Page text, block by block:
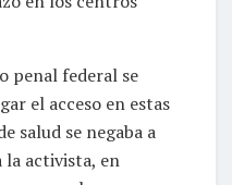
penal federal se
el acceso en estas
salud se negaba a
la activista, en